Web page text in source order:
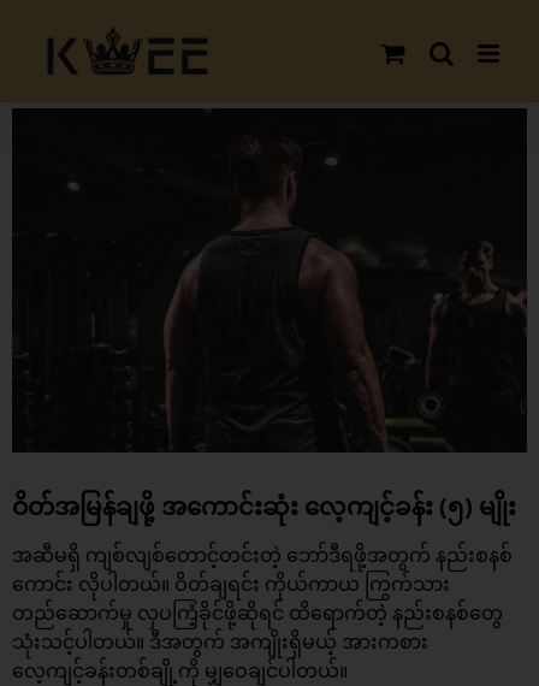
content
ဝိတ်အမြန်ချဖို့ အကောင်းဆုံး လေ့ကျင့်ခန်း (၅) မျိုး
အဆီမရှိ ကျစ်လျစ်တောင့်တင်းတဲ့ ဘော်ဒီရဖို့အတွက် နည်းစနစ်
ကောင်း လိုပါတယ်။ ဝိတ်ချရင်း ကိုယ်ကာယ ကြွက်သား
တည်ဆောက်မှု လှပကြံ့ခိုင်ဖို့ဆိုရင် ထိရောက်တဲ့ နည်းစနစ်တွေ
သုံးသင့်ပါတယ်။ ဒီအတွက် အကျိုးရှိမယ့် အားကစား
လေ့ကျင့်ခန်းတစ်ချို့ကို မျှဝေချင်ပါတယ်။